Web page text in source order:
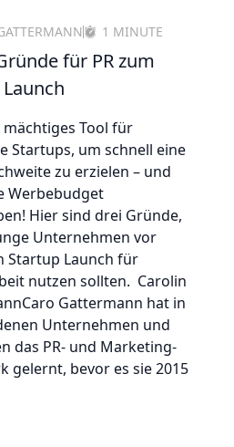
1 MINUTE
für PR zum
mächtiges Tool für
Startups, um schnell eine
zu erzielen – und
Werbebudget
Hier sind drei Gründe,
Unternehmen vor
Startup Launch für
nutzen sollten. Carolin
Gattermann hat in
Unternehmen und
das PR- und Marketing-
gelernt, bevor es sie 2015